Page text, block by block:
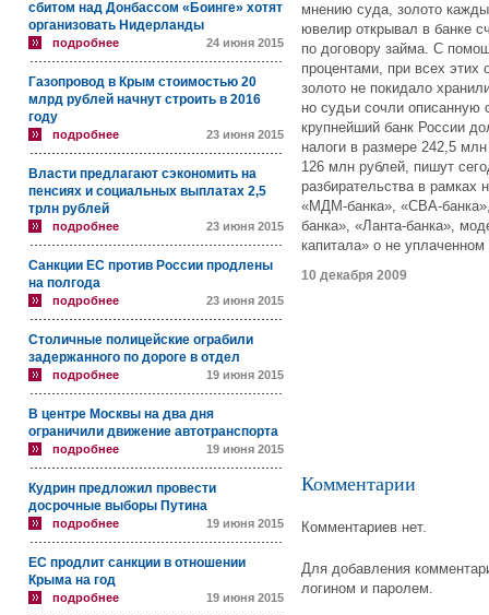
сбитом над Донбассом «Боинге» хотят
организовать Нидерланды
подробнее 24 июня 2015
Газопровод в Крым стоимостью 20
млрд рублей начнут строить в 2016
году
подробнее 23 июня 2015
Власти предлагают сэкономить на
пенсиях и социальных выплатах 2,5
трлн рублей
подробнее 23 июня 2015
Санкции ЕС против России продлены
на полгода
подробнее 23 июня 2015
Столичные полицейские ограбили
задержанного по дороге в отдел
подробнее 19 июня 2015
В центре Москвы на два дня
ограничили движение автотранспорта
подробнее 19 июня 2015
Кудрин предложил провести
досрочные выборы Путина
подробнее 19 июня 2015
ЕС продлит санкции в отношении
Крыма на год
подробнее 19 июня 2015
мнению суда, золото
ювелир открывал в банке
по договору займа. С
процентами, при всех этих
золото не покидало
но судьи сочли описанную
крупнейший банк России
налоги в размере 242,5
126 млн рублей, пишут
разбирательства в рамках
«МДМ-банка», «СВА-банка»,
банка», «Ланта-банка»,
капитала» о не
10 декабря 2009
Комментарии
Комментариев нет.
Для добавления
логином и паролем.